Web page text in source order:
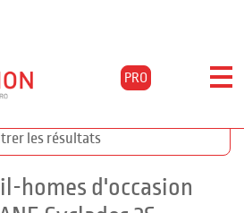
PRO
2s
les résultats
homes d'occasion